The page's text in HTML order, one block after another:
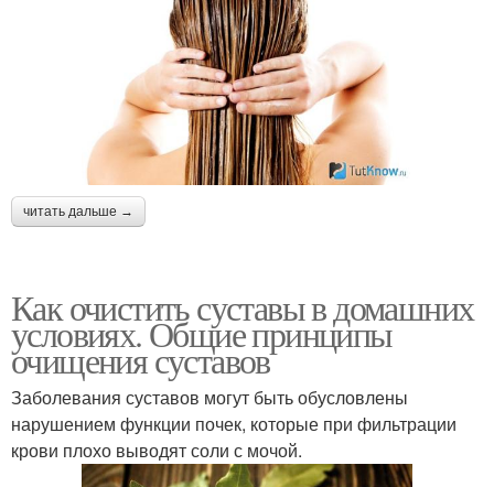
читать дальше →
Как очистить суставы в домашних
условиях. Общие принципы
очищения суставов
Заболевания суставов могут быть обусловлены
нарушением функции почек, которые при фильтрации
крови плохо выводят соли с мочой.